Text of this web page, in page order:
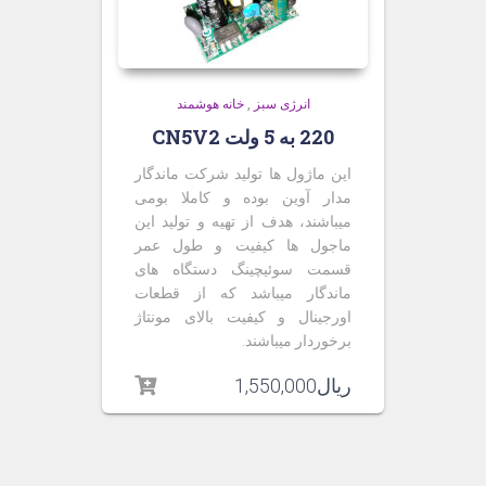
انرژی سبز ,خانه هوشمند
220 به 5 ولت CN5V2
این ماژول ها تولید شرکت ماندگار
مدار آوین بوده و کاملا بومی
میباشند، هدف از تهیه و تولید این
ماجول ها کیفیت و طول عمر
قسمت سوئیچینگ دستگاه های
ماندگار میباشد که از قطعات
اورجینال و کیفیت بالای مونتاژ
برخوردار میباشند
ریال1,550,000